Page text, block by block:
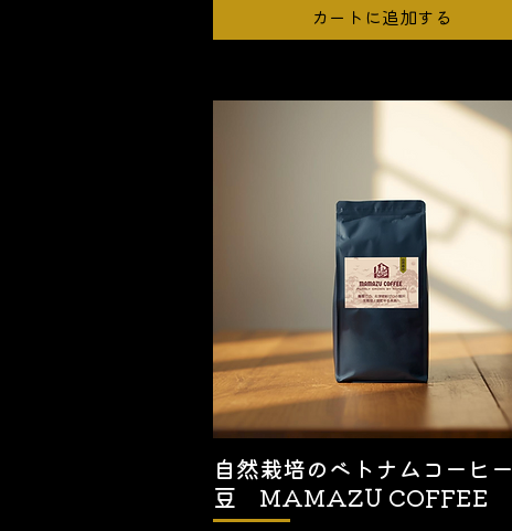
カートに追加する
クイックビュー
自然栽培のベトナムコーヒー
豆 MAMAZU COFFEE